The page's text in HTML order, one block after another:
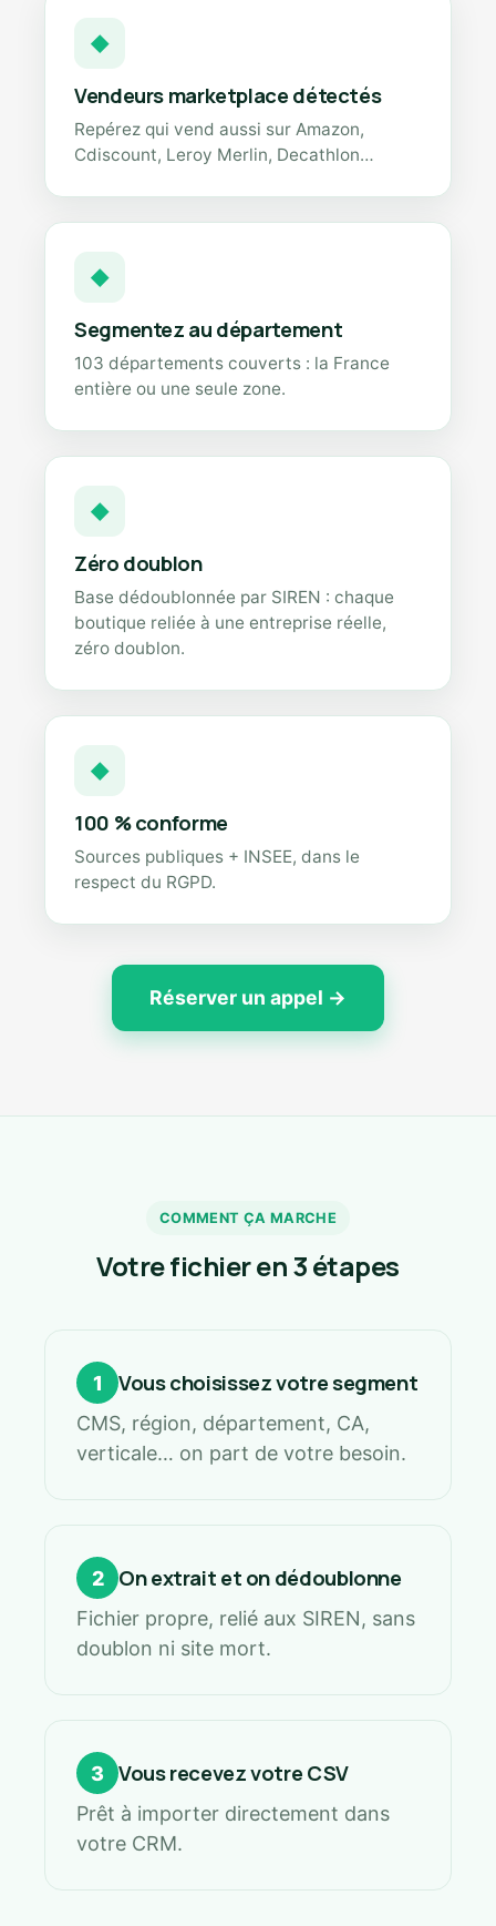
◆
Vendeurs marketplace détectés
Repérez qui vend aussi sur Amazon,
Cdiscount, Leroy Merlin, Decathlon…
◆
Segmentez au département
103 départements couverts : la France
entière ou une seule zone.
◆
Zéro doublon
Base dédoublonnée par SIREN : chaque
boutique reliée à une entreprise réelle,
zéro doublon.
◆
100 % conforme
Sources publiques + INSEE, dans le
respect du RGPD.
Réserver un appel →
COMMENT ÇA MARCHE
Votre fichier en 3 étapes
1 Vous choisissez votre segment
CMS, région, département, CA,
verticale… on part de votre besoin.
2 On extrait et on dédoublonne
Fichier propre, relié aux SIREN, sans
doublon ni site mort.
3 Vous recevez votre CSV
Prêt à importer directement dans
votre CRM.